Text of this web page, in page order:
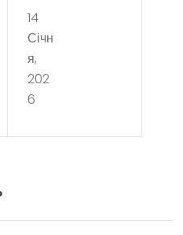
ход
ит
про
фес
сио
й
14
Січн
я,
202
6